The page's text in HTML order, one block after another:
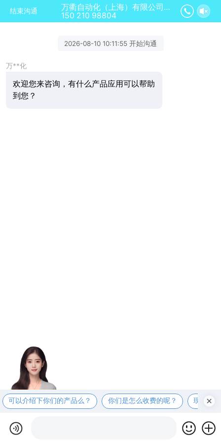
结束沟通
万衢自动化（上海）有限公司正在为您服务
150 210 98804
2026-08-10 10:11:55 开始沟通
万**化
欢迎您来咨询，有什么产品应用可以帮助
到您？
可以介绍下你们的产品么？ 你们是怎么收费的呢？ 现在有